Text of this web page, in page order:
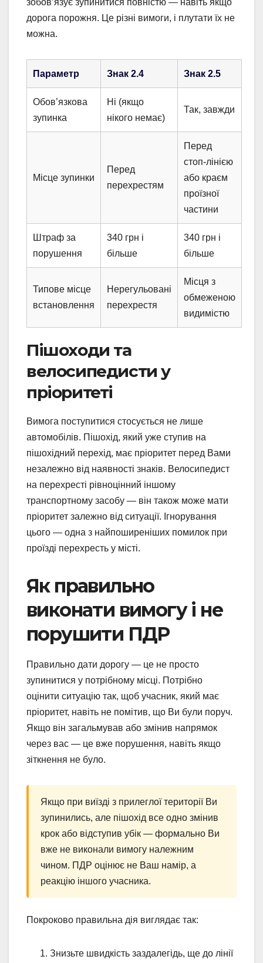
дорога порожня. Це різні вимоги, і плутати їх не
можна.
Параметр Знак 2.4 Знак 2.5
Обов’язкова
зупинка
Ні (якщо
нікого немає)
Так, завжди
Місце зупинки
Перед
перехрестям
Перед
стоп-лінією
або краєм
проїзної
частини
Штраф за
порушення
340 грн і
більше
340 грн і
більше
Типове місце
встановлення
Нерегульовані
перехрестя
Місця з
обмеженою
видимістю
Пішоходи та
велосипедисти у
пріоритеті
Вимога поступитися стосується не лише
автомобілів. Пішохід, який уже ступив на
пішохідний перехід, має пріоритет перед Вами
незалежно від наявності знаків. Велосипедист
на перехресті рівноцінний іншому
транспортному засобу — він також може мати
пріоритет залежно від ситуації. Ігнорування
цього — одна з найпоширеніших помилок при
проїзді перехресть у місті.
Як правильно
виконати вимогу і не
порушити ПДР
Правильно дати дорогу — це не просто
зупинитися у потрібному місці. Потрібно
оцінити ситуацію так, щоб учасник, який має
пріоритет, навіть не помітив, що Ви були поруч.
Якщо він загальмував або змінив напрямок
через вас — це вже порушення, навіть якщо
зіткнення не було.
Якщо при виїзді з прилеглої території Ви
зупинились, але пішохід все одно змінив
крок або відступив убік — формально Ви
вже не виконали вимогу належним
чином. ПДР оцінює не Ваш намір, а
реакцію іншого учасника.
Покроково правильна дія виглядає так:
Знизьте швидкість заздалегідь, ще до лінії